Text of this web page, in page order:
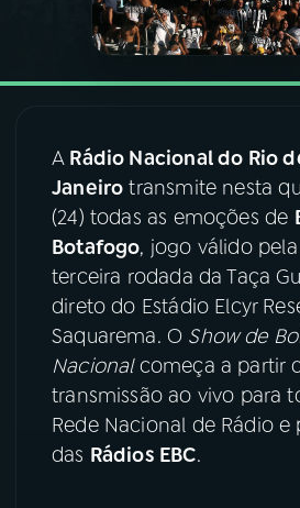
VIDEOCASTS
08 FESTIVAL DE MÚSICA
ACOMPANHE A RÁDIO NACIONAL
YouTube
Instagram X
TikTok
A Rádio Nacional do Rio
Janeiro transmite nesta
(24) todas as emoções de
Botafogo, jogo válido pela
terceira rodada da Taça
direto do Estádio Elcyr
Saquarema. O Show de
Nacionalcomeça a partir
transmissão ao vivo para
Rede Nacional de Rádio e
das Rádios EBC.